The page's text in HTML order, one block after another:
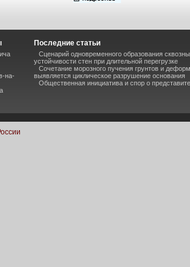
на-
Последние статьи
Сценарий одновременного образования
устойчивости стен при длительной перегрузке
Сочетание морозного пучения грунтов и
выявляется циклическое разрушение основания
Общественная инициатива и спор о